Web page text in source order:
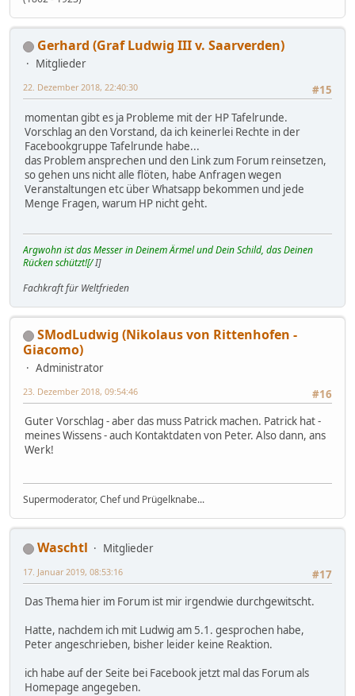
Gerhard (Graf Ludwig III v. Saarverden)
Mitglieder
#15
22. Dezember 2018, 22:40:30
momentan gibt es ja Probleme mit der HP Tafelrunde.
Vorschlag an den Vorstand, da ich keinerlei Rechte in der
Facebookgruppe Tafelrunde habe...
das Problem ansprechen und den Link zum Forum reinsetzen,
so gehen uns nicht alle flöten, habe Anfragen wegen
Veranstaltungen etc über Whatsapp bekommen und jede
Menge Fragen, warum HP nicht geht.
Argwohn ist das Messer in Deinem Ärmel und Dein Schild, das Deinen
Rücken schützt![/I]
Fachkraft für Weltfrieden
SModLudwig (Nikolaus von Rittenhofen -
Giacomo)
Administrator
#16
23. Dezember 2018, 09:54:46
Guter Vorschlag - aber das muss Patrick machen. Patrick hat -
meines Wissens - auch Kontaktdaten von Peter. Also dann, ans
Werk!
Supermoderator, Chef und Prügelknabe...
Waschtl
Mitglieder
#17
17. Januar 2019, 08:53:16
Das Thema hier im Forum ist mir irgendwie durchgewitscht.
Hatte, nachdem ich mit Ludwig am 5.1. gesprochen habe,
Peter angeschrieben, bisher leider keine Reaktion.
ich habe auf der Seite bei Facebook jetzt mal das Forum als
Homepage angegeben.